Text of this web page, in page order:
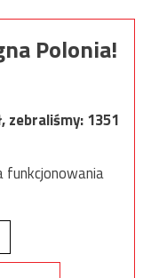
Polonia!
zebraliśmy:1351